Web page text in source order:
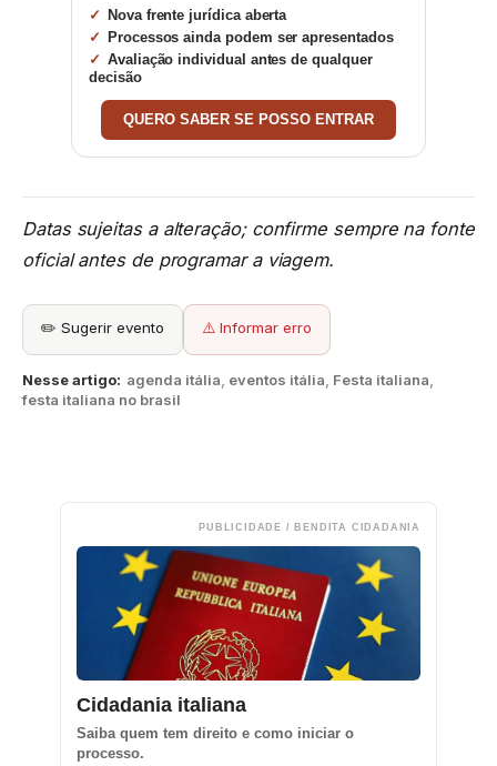
Nova frente jurídica aberta
Processos ainda podem ser apresentados
Avaliação individual antes de qualquer
decisão
QUERO SABER SE POSSO ENTRAR
Datas sujeitas a alteração; confirme sempre na fonte
oficial antes de programar a viagem.
✏️ Sugerir evento ⚠️ Informar erro
Nesse artigo: agenda itália eventos itália Festa italiana
festa italiana no brasil
PUBLICIDADE / BENDITA CIDADANIA
Cidadania italiana
Saiba quem tem direito e como iniciar o
processo.